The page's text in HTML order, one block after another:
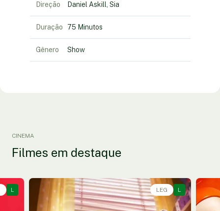
Direção Daniel Askill, Sia
Duração 75 Minutos
Gênero Show
CINEMA
Filmes em destaque
L LEG L
Animação, Aventura, Comédia • • 1h40